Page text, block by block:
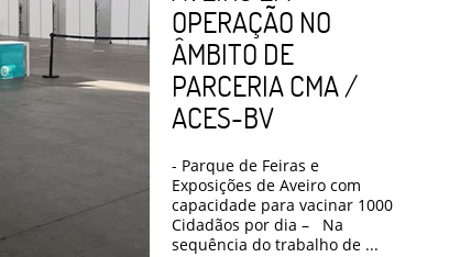
OPERAÇÃO NO
ÂMBITO DE
PARCERIA CMA /
ACES-BV
- Parque de Feiras e
Exposições de Aveiro com
capacidade para vacinar 1000
Cidadãos por dia – Na
sequência do trabalho de ...